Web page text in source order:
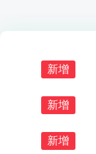
新增
新增
新增